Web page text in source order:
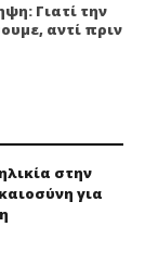
Γιατί την
αντί πριν
στην
για